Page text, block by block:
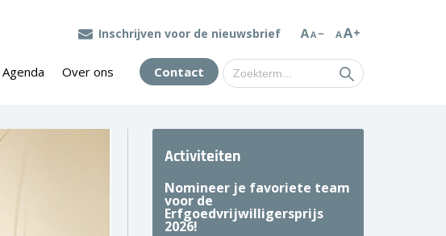
Inschrijven voor de nieuwsbrief
Agenda Over ons Contact
Zoek
naar:
Activiteiten
Nomineer je favoriete team
voor de
Erfgoedvrijwilligersprijs
2026!